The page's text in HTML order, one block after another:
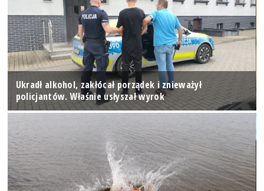
Ukradł alkohol, zakłócał porządek i znieważył
policjantów. Właśnie usłyszał wyrok